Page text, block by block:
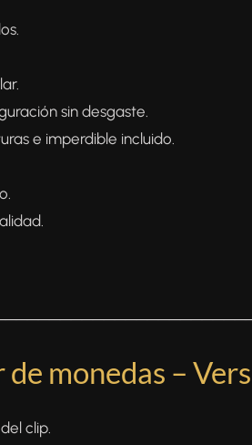
sin desgaste.
e imperdible incluido.
monedas –
clip.